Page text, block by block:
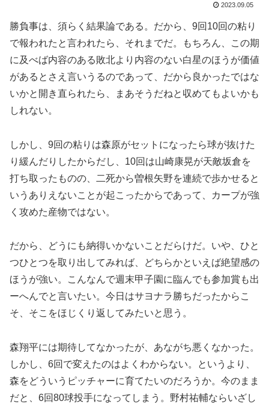
2023.09.05
勝負事は、須らく結果論である。だから、9回10回の粘り
で報われたと言われたら、それまでだ。もちろん、この期
に及べば内容のある敗北より内容のない白星のほうが価値
があるとさえ言いうるのであって、だから良かったではな
いかと開き直られたら、まあそうだねと収めてもよいかも
しれない。
しかし、9回の粘りは森原がセットになったら球が抜けた
り緩んだりしたからだし、10回は山崎康晃が天敵坂倉を
打ち取ったものの、二死から曽根矢野を連続で歩かせると
いうありえないことが起こったからであって、カープが強
く攻めた産物ではない。
だから、どうにも納得いかないことだらけだ。いや、ひと
つひとつを取り出してみれば、どちらかといえば絶望感の
ほうが強い。こんなんで週末甲子園に臨んでも参加賞も出
ーへんでと言いたい。今日はサヨナラ勝ちだったからこ
そ、そこをほじくり返してみたいと思う。
森翔平には期待してなかったが、あながち悪くなかった。
しかし、6回で変えたのはよくわからない。というより、
森をどういうピッチャーに育てたいのだろうか。今のまま
だと、6回80球投手になってしまう。野村祐輔ならいざし